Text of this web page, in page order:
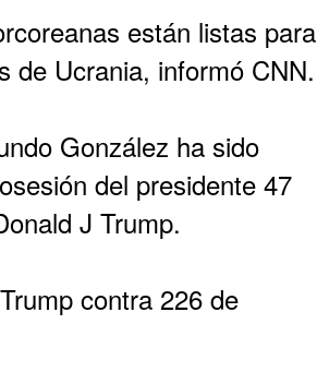
están listas para
de Ucrania, informó CNN.
González ha sido
del presidente 47
J Trump.
contra 226 de